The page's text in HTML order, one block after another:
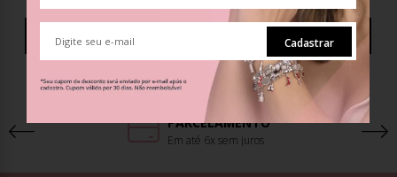
PARCELAMENTO
Em até 6x sem juros
Cadastrar